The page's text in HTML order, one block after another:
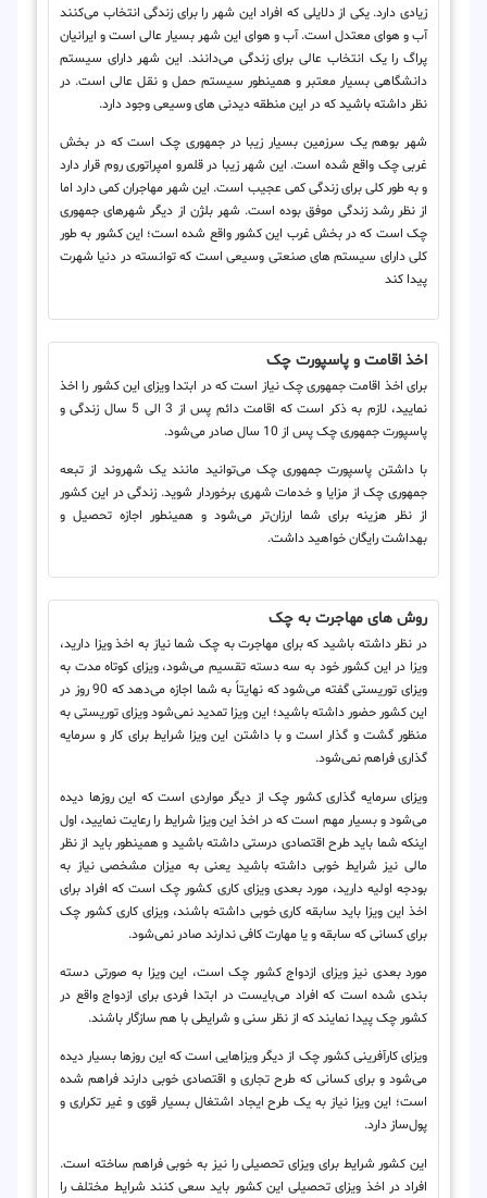
زیادی دارد. یکی از دلایلی که افراد این شهر را برای زندگی انتخاب می‌کنند
آب و هوای معتدل است. آب و هوای این شهر بسیار عالی است و ایرانیان
پراگ را یک انتخاب عالی برای زندگی می‌دانند. این شهر دارای سیستم
دانشگاهی بسیار معتبر و همینطور سیستم حمل و نقل عالی است. در
نظر داشته باشید که در این منطقه دیدنی های وسیعی وجود دارد.
شهر بوهم یک سرزمین بسیار زیبا در جمهوری چک است که در بخش
غربی چک واقع شده است. این شهر زیبا در قلمرو امپراتوری روم قرار دارد
و به طور کلی برای زندگی کمی عجیب است. این شهر مهاجران کمی دارد اما
از نظر رشد زندگی موفق بوده است. شهر بلژن از دیگر شهرهای جمهوری
چک است که در بخش غرب این کشور واقع شده است؛ این کشور به طور
کلی دارای سیستم های صنعتی وسیعی است که توانسته در دنیا شهرت
پیدا کند
اخذ اقامت و پاسپورت چک
برای اخذ اقامت جمهوری چک نیاز است که در ابتدا ویزای این کشور را اخذ
نمایید، لازم به ذکر است که اقامت دائم پس از 3 الی 5 سال زندگی و
پاسپورت جمهوری چک پس از 10 سال صادر می‌شود.
با داشتن پاسپورت جمهوری چک می‌توانید مانند یک شهروند از تبعه
جمهوری چک از مزایا و خدمات شهری برخوردار شوید. زندگی در این کشور
از نظر هزینه برای شما ارزان‌تر می‌شود و همینطور اجازه تحصیل و
بهداشت رایگان خواهید داشت.
روش های مهاجرت به چک
در نظر داشته باشید که برای مهاجرت به چک شما نیاز به اخذ ویزا دارید،
ویزا در این کشور خود به سه دسته تقسیم می‌شود، ویزای کوتاه مدت به
ویزای توریستی گفته می‌شود که نهایتاً به شما اجازه می‌دهد که 90 روز در
این کشور حضور داشته باشید؛ این ویزا تمدید نمی‌شود ویزای توریستی به
منظور گشت و گذار است و با داشتن این ویزا شرایط برای کار و سرمایه
گذاری فراهم نمی‌شود.
ویزای سرمایه گذاری کشور چک از دیگر مواردی است که این روزها دیده
می‌شود و بسیار مهم است که در اخذ این ویزا شرایط را رعایت نمایید، اول
اینکه شما باید طرح اقتصادی درستی داشته باشید و همینطور باید از نظر
مالی نیز شرایط خوبی داشته باشید یعنی به میزان مشخصی نیاز به
بودجه اولیه دارید، مورد بعدی ویزای کاری کشور چک است که افراد برای
اخذ این ویزا باید سابقه کاری خوبی داشته باشند، ویزای کاری کشور چک
برای کسانی که سابقه و یا مهارت کافی ندارند صادر نمی‌شود.
مورد بعدی نیز ویزای ازدواج کشور چک است، این ویزا به صورتی دسته
بندی شده است که افراد می‌بایست در ابتدا فردی برای ازدواج واقع در
کشور چک پیدا نمایند که از نظر سنی و شرایطی با هم سازگار باشند.
ویزای کارآفرینی کشور چک از دیگر ویزاهایی است که این روزها بسیار دیده
می‌شود و برای کسانی که طرح تجاری و اقتصادی خوبی دارند فراهم شده
است؛ این ویزا نیاز به یک طرح ایجاد اشتغال بسیار قوی و غیر تکراری و
پول‌ساز دارد.
این کشور شرایط برای ویزای تحصیلی را نیز به خوبی فراهم ساخته است.
افراد در اخذ ویزای تحصیلی این کشور باید سعی کنند شرایط مختلف را